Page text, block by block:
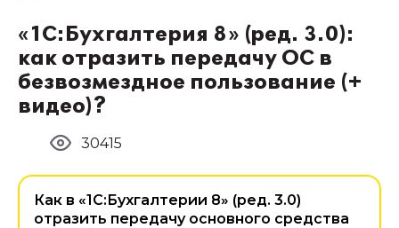
«1С:Бухгалтерия 8» (ред. 3.0):
как отразить передачу ОС в
безвозмездное пользование (+
видео)?
30415
Как в «1С:Бухгалтерии 8» (ред. 3.0)
отразить передачу основного средства